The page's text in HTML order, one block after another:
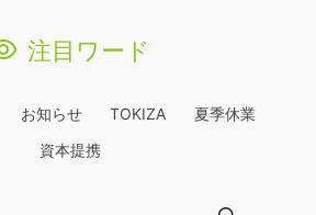
注目ワード
お知らせ TOKIZA
夏季休業
資本提携